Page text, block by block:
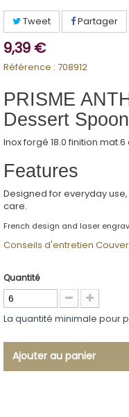
Tweet Partager
9,39 €
Référence : 708912
PRISME
Dessert Spoon
Inox forgé 18.0 finition
Features
Designed for everyday
care.
French design and laser
Conseils d'entretien
Quantité
La quantité minimale pour
Ajouter au panier